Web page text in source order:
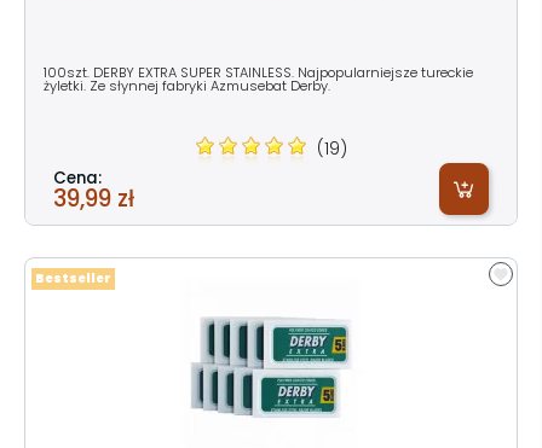
100szt. DERBY EXTRA SUPER STAINLESS. Najpopularniejsze tureckie
żyletki. Ze słynnej fabryki Azmusebat Derby.
(19)
Cena:
39,99 zł
Bestseller